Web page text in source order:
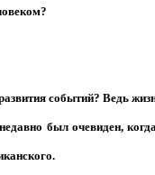
событий? Ведь
был очевиден,